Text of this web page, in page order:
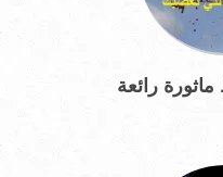
رائعة